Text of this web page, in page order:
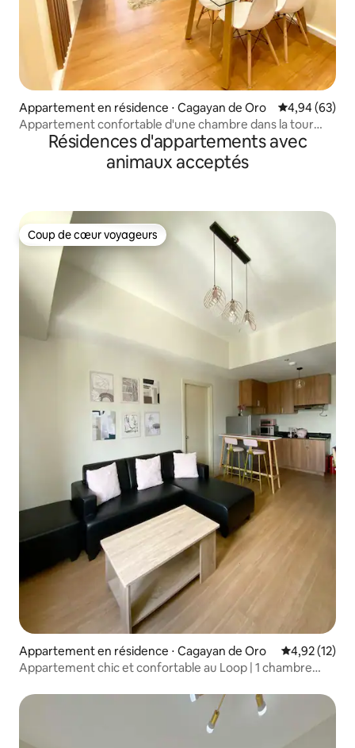
Appartement en résidence ⋅ Cagayan de Oro Évaluation
4,94 (63)
Appartement confortable d'une chambre dans la tour
CentrioRésidences d'appartements avec
animaux acceptés
Coup de cœur voyageurs
Coup de cœur voyageurs
Appartement en résidence ⋅ Cagayan de Oro Évaluation
4,92 (12)
Appartement chic et confortable au Loop | 1 chambre